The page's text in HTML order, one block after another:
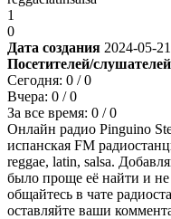
1
0
Дата создания 2024-05-21
Посетителей/
Сегодня: 0 / 0
Вчера: 0 / 0
За все время: 0 / 0
Онлайн радио Pinguino
испанская FM
reggae, latin, salsa.
было проще её найти и
общайтесь в чате
оставляйте ваши